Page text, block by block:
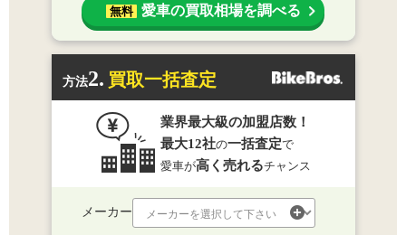
無料 愛車の買取相場を調べる
方法2. 買取一括査定
業界最大級の加盟店数！
最大12社の一括査定で
愛車が高く売れるチャンス
メーカー